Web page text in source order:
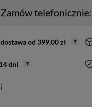
Zamów telefonicznie:
od 399,00 zł
dni